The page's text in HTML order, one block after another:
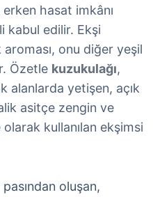
hasat imkânı
kabul edilir. Ekşi
onu diğer yeşil
Özetle kuzukulağı,
alanlarda yetişen, açık
asitçe zengin ve
kullanılan ekşimsi
oluşan,